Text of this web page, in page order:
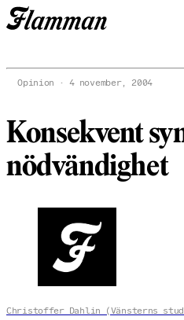
Opinion 4 november, 2004
Konsekvent
nödvändighet
Christoffer Dahlin (Vänsterns